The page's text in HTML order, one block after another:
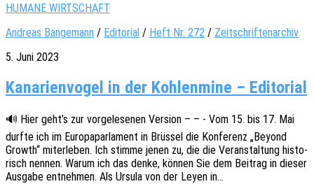
HUMANE WIRTSCHAFT
Andreas Bangemann / Editorial / Heft Nr. 272 / Zeitschriftenarchiv
5. Juni 2023
Kanarienvogel in der Kohlenmine – Editorial
🔊 Hier geht’s zur vorge­le­se­nen Versi­on – – - Vom 15. bis 17. Mai
durfte ich im Euro­pa­par­la­ment in Brüs­sel die Konfe­renz „Beyond
Growth“ miter­le­ben. Ich stimme jenen zu, die die Veran­stal­tung histo­
risch nennen. Warum ich das denke, können Sie dem Beitrag in dieser
Ausga­be entneh­men. Als Ursula von der Leyen in…